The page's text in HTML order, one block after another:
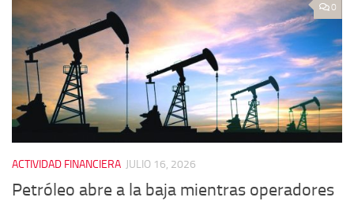
0
ACTIVIDAD FINANCIERA JULIO 16, 2026
Petróleo abre a la baja mientras operadores